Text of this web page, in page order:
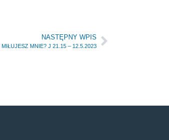
NASTĘPNY WPIS
MIŁUJESZ MNIE? J 21.15 – 12.5.2023